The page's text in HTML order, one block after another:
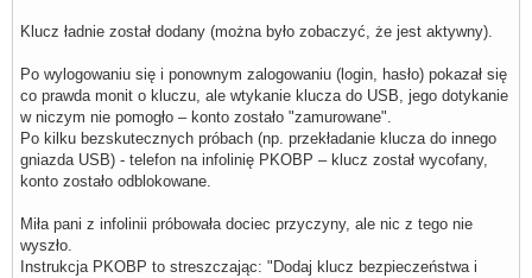
Klucz ładnie został dodany (można było zobaczyć, że jest aktywny).
Po wylogowaniu się i ponownym zalogowaniu (login, hasło) pokazał się
co prawda monit o kluczu, ale wtykanie klucza do USB, jego dotykanie
w niczym nie pomogło – konto zostało "zamurowane".
Po kilku bezskutecznych próbach (np. przekładanie klucza do innego
gniazda USB) - telefon na infolinię PKOBP – klucz został wycofany,
konto zostało odblokowane.
Miła pani z infolinii próbowała dociec przyczyny, ale nic z tego nie
wyszło.
Instrukcja PKOBP to streszczając: "Dodaj klucz bezpieczeństwa i